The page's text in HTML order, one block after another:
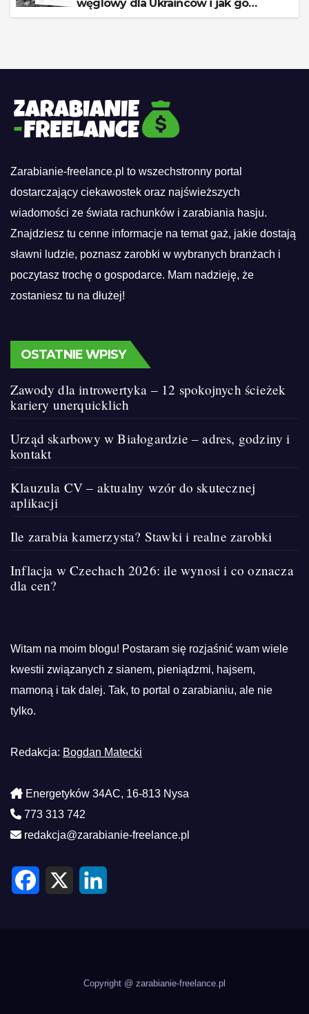
węglowy dla Ukraińców i jak go
otrzymać
Zarabianie-freelance.pl to wszechstronny portal
dostarczający ciekawostek oraz najświeższych
wiadomości ze świata rachunków i zarabiania hasju.
Znajdziesz tu cenne informacje na temat gaż, jakie dostają
sławni ludzie, poznasz zarobki w wybranych branżach i
poczytasz trochę o gospodarce. Mam nadzieję, że
zostaniesz tu na dłużej!
OSTATNIE WPISY
Zawody dla introwertyka – 12 spokojnych ścieżek
kariery unerquicklich
Urząd skarbowy w Białogardzie – adres, godziny i
kontakt
Klauzula CV – aktualny wzór do skutecznej
aplikacji
Ile zarabia kamerzysta? Stawki i realne zarobki
Inflacja w Czechach 2026: ile wynosi i co oznacza
dla cen?
Witam na moim blogu! Postaram się rozjaśnić wam wiele
kwestii związanych z sianem, pieniądzmi, hajsem,
mamoną i tak dalej. Tak, to portal o zarabianiu, ale nie
tylko.
Redakcja: Bogdan Matecki
Energetyków 34AC, 16-813 Nysa
773 313 742
redakcja@zarabianie-freelance.pl
F
X
Copyright @ zarabianie-freelance.pl